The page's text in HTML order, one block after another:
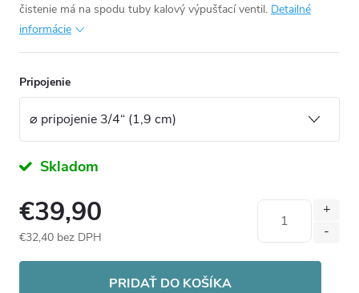
čistenie má na spodu tuby kalový výpušťací ventil. Detailné
informácie
Pripojenie
Skladom
€39,90
€32,40 bez DPH
PRIDAŤ DO KOŠÍKA